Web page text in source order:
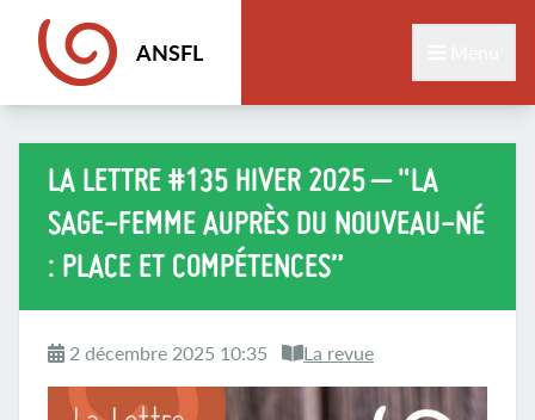
ANSFL
LA LETTRE #135 HIVER 2025 – "LA
SAGE-FEMME AUPRÈS DU NOUVEAU-NÉ
: PLACE ET COMPÉTENCES”
2 décembre 2025 10:35 La revue